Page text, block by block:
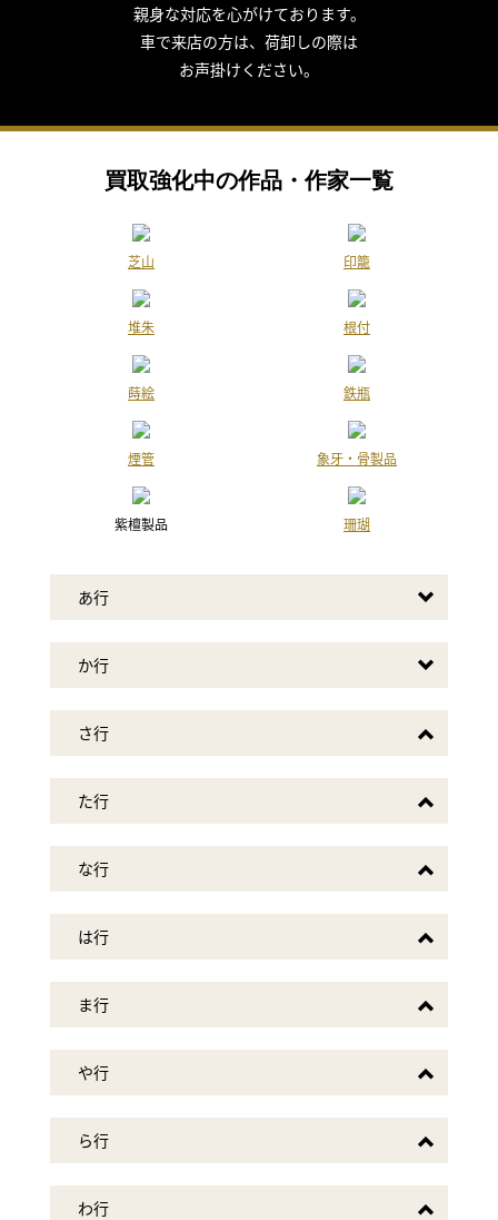
テレビ朝日「羽鳥慎一 モーニングショー」
『継ぐ女神』のコーナー
2019年8月7日放送
『継ぐ女神』のコーナー
2019年7月31日放送
フジテレビ「林修のニッポンドリル」
2019年7月3日放送
中京テレビ「それって！？ 実際どうなの課」
2019年7月3日放送
テレビ朝日「羽鳥慎一 モーニングショー」
『継ぐ女神』のコーナー
2019年6月26日放送
2019年6月12日放送
『アナタの味方！お役に立ちます！』コーナー
2019年6月5日放送
中京テレビ「それって！？ 実際どうなの課」
2019年6月5日放送
テレビ朝日「羽鳥慎一 モーニングショー」
2019年5月31日放送
TBSテレビ「爆報！THEフライデー」
2019年5月22日放送
テレビ朝日「羽鳥慎一 モーニングショー」
『継ぐ女神』のコーナー
テレビ朝日「羽鳥慎一 モーニングショー」
『継ぐ女神』のコーナー
親身な対応を心がけております。
車で来店の方は、荷卸しの際は
お声掛けください。
買取強化中の作品・作家一覧
芝山 印籠
堆朱 根付
蒔絵 鉄瓶
煙管 象牙・骨製品
紫檀製品 珊瑚
あ行
か行
さ行
た行
な行
は行
ま行
や行
ら行
わ行